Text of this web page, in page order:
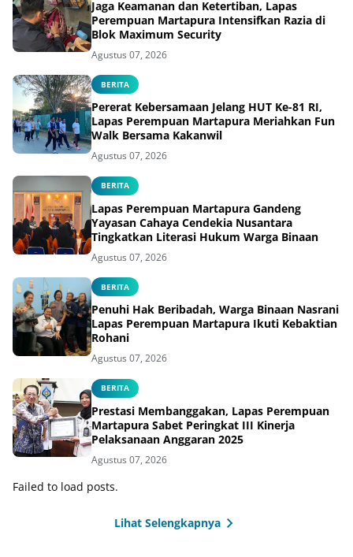
Jaga Keamanan dan Ketertiban, Lapas
Perempuan Martapura Intensifkan Razia di
Blok Maximum Security
Agustus 07, 2026
BERITA
Pererat Kebersamaan Jelang HUT Ke-81 RI,
Lapas Perempuan Martapura Meriahkan Fun
Walk Bersama Kakanwil
Agustus 07, 2026
BERITA
Lapas Perempuan Martapura Gandeng
Yayasan Cahaya Cendekia Nusantara
Tingkatkan Literasi Hukum Warga Binaan
Agustus 07, 2026
BERITA
Penuhi Hak Beribadah, Warga Binaan Nasrani
Lapas Perempuan Martapura Ikuti Kebaktian
Rohani
Agustus 07, 2026
BERITA
Prestasi Membanggakan, Lapas Perempuan
Martapura Sabet Peringkat III Kinerja
Pelaksanaan Anggaran 2025
Agustus 07, 2026
Failed to load posts.
Lihat Selengkapnya